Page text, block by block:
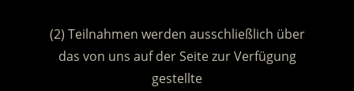
(2) Teilnahmen werden ausschließlich über
das von uns auf der Seite zur Verfügung
gestellte